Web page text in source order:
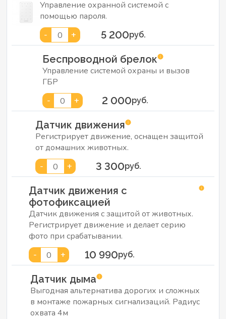
Управление охранной системой с
помощью пароля.
-
0 + 5 200руб.
Беспроводной брелок
Управление системой охраны и вызов
ГБР
-
0 + 2 000руб.
Датчик движения
Регистрирует движение, оснащен защитой
от домашних животных.
-
0 + 3 300руб.
Датчик движения с
фотофиксацией
Датчик движения с защитой от животных.
Регистрирует движение и делает серию
фото при срабатывании.
-
0 + 10 990руб.
Датчик дыма
Выгодная альтернатива дорогих и сложных
в монтаже пожарных сигнализаций. Радиус
охвата 4м